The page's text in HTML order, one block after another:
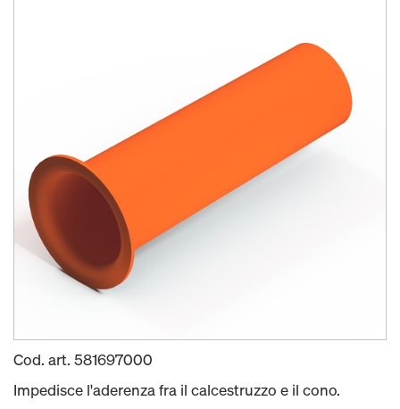
Cod. art. 581697000
Impedisce l'aderenza fra il calcestruzzo e il cono.